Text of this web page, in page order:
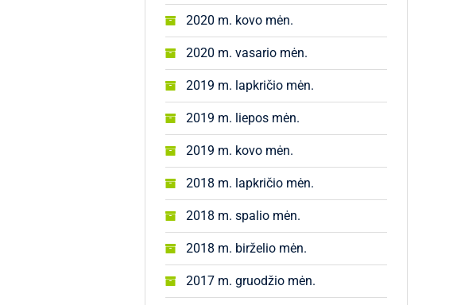
2020 m. kovo mėn.
2020 m. vasario mėn.
2019 m. lapkričio mėn.
2019 m. liepos mėn.
2019 m. kovo mėn.
2018 m. lapkričio mėn.
2018 m. spalio mėn.
2018 m. birželio mėn.
2017 m. gruodžio mėn.